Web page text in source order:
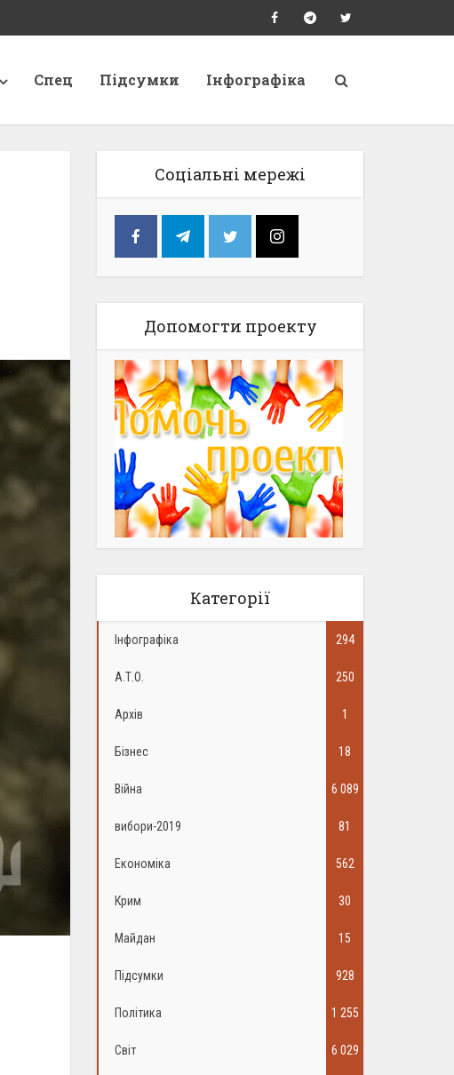
Спец Підсумки Інфографіка
Соціальні мережі
Допомогти проекту
Категорії
Інфографіка 294
А.Т.О. 250
Архів 1
Бізнес 18
Війна 6 089
вибори-2019 81
Економіка 562
Крим 30
Майдан 15
Підсумки 928
Політика 1 255
Світ 6 029